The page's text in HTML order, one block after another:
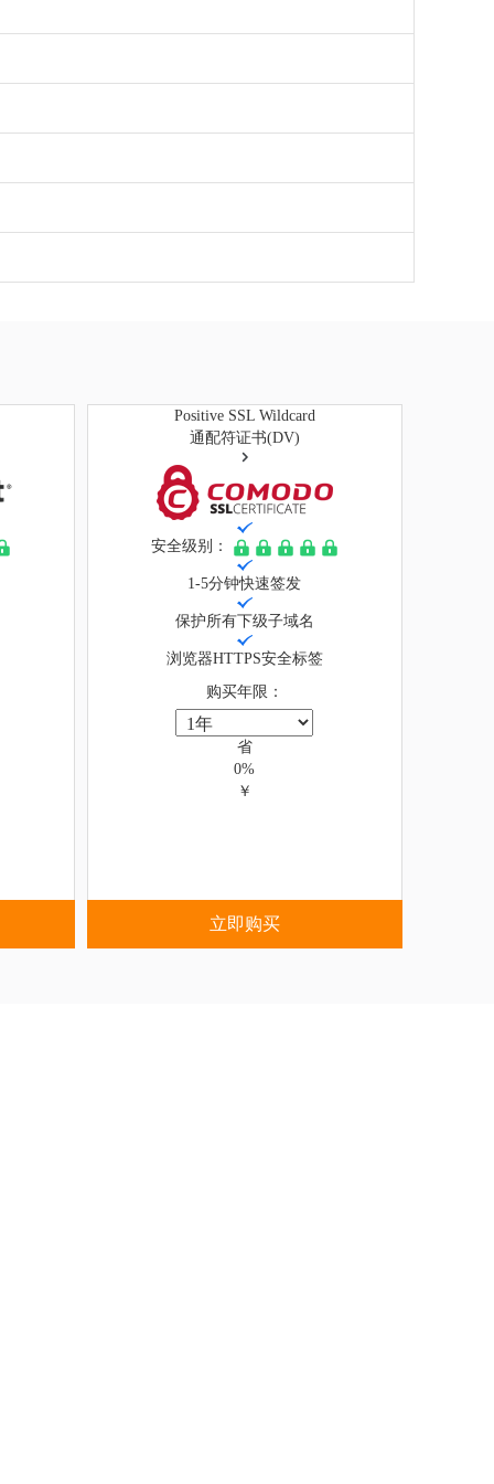
Positive SSL Wildcard
通配符证书(DV)
安全级别：
1-5分钟快速签发
保护所有下级子域名
浏览器HTTPS安全标签
购买年限：
省
0%
￥
立即购买